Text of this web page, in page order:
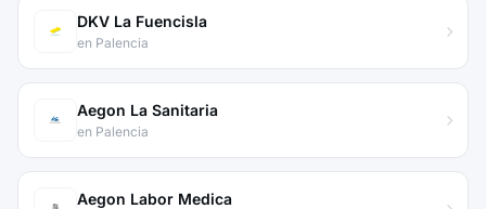
DKV La Fuencisla
en Palencia
Aegon La Sanitaria
en Palencia
Aegon Labor Medica